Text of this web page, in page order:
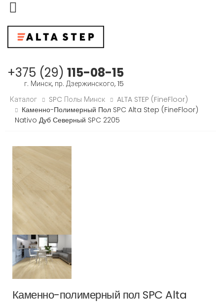
Меню
+375 (29) 115-08-15
г. Минск, пр. Дзержинского, 15
Каталог
SPC Полы Минск
ALTA STEP (FineFloor)
Каменно-Полимерный Пол SPC Alta Step (FineFloor)
Nativo Дуб Северный SPC 2205
Каменно-полимерный пол SPC Alta